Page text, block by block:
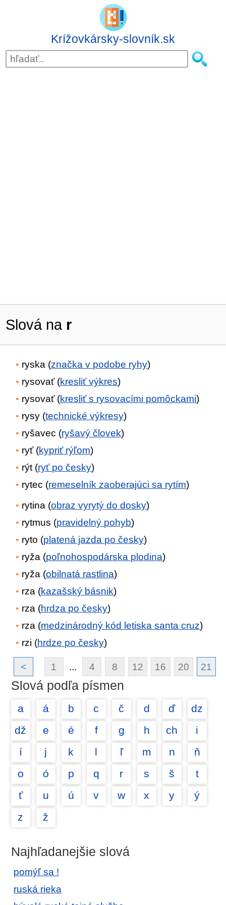
Krížovkársky-slovník.sk
Slová na r
ryska (značka v podobe ryhy)
rysovať (kresliť výkres)
rysovať (kresliť s rysovacími pomôckami)
rysy (technické výkresy)
ryšavec (ryšavý človek)
ryť (kypriť rýľom)
rýt (ryť po česky)
rytec (remeselník zaoberajúci sa rytím)
rytina (obraz vyrytý do dosky)
rytmus (pravidelný pohyb)
ryto (platená jazda po česky)
ryža (poľnohospodárska plodina)
ryža (obilnatá rastlina)
rza (kazašský básnik)
rza (hrdza po česky)
rza (medzinárodný kód letiska santa cruz)
rzi (hrdze po česky)
< 1 ... 4 8 12 16 20 21
Slová podľa písmen
a á b c č d ď
dz
dž
e é f g h ch
i
í
j k l ľ m n
ň
o
ó p q r s š
t
ť
u ú v w x y
ý
z
ž
Najhľadanejšie slová
pomýľ sa !
ruská rieka